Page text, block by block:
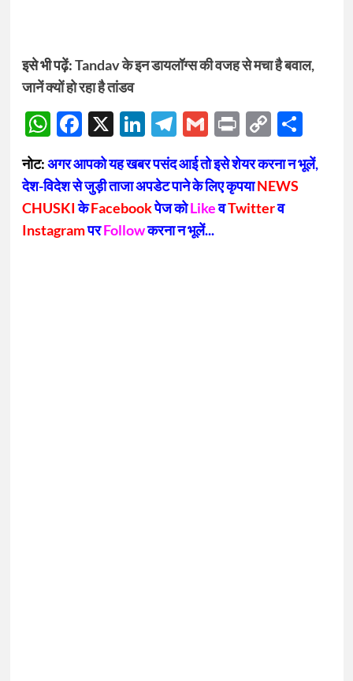
इसे भी पढ़ें:Tandav के इन डायलॉग्स की वजह से मचा है बवाल,
जानें क्यों हो रहा है तांडव
WhatsApp
Facebook
X LinkedIn
Telegram
Gmail
Print
Copy
Link
नोट:अगर आपको यह खबर पसंद आई तो इसे शेयर करना न भूलें,
देश-विदेश से जुड़ी ताजा अपडेट पाने के लिए कृपयाNEWS
CHUSKIकेFacebookपेज कोLikeवTwitterव
InstagramपरFollowकरना न भूलें...